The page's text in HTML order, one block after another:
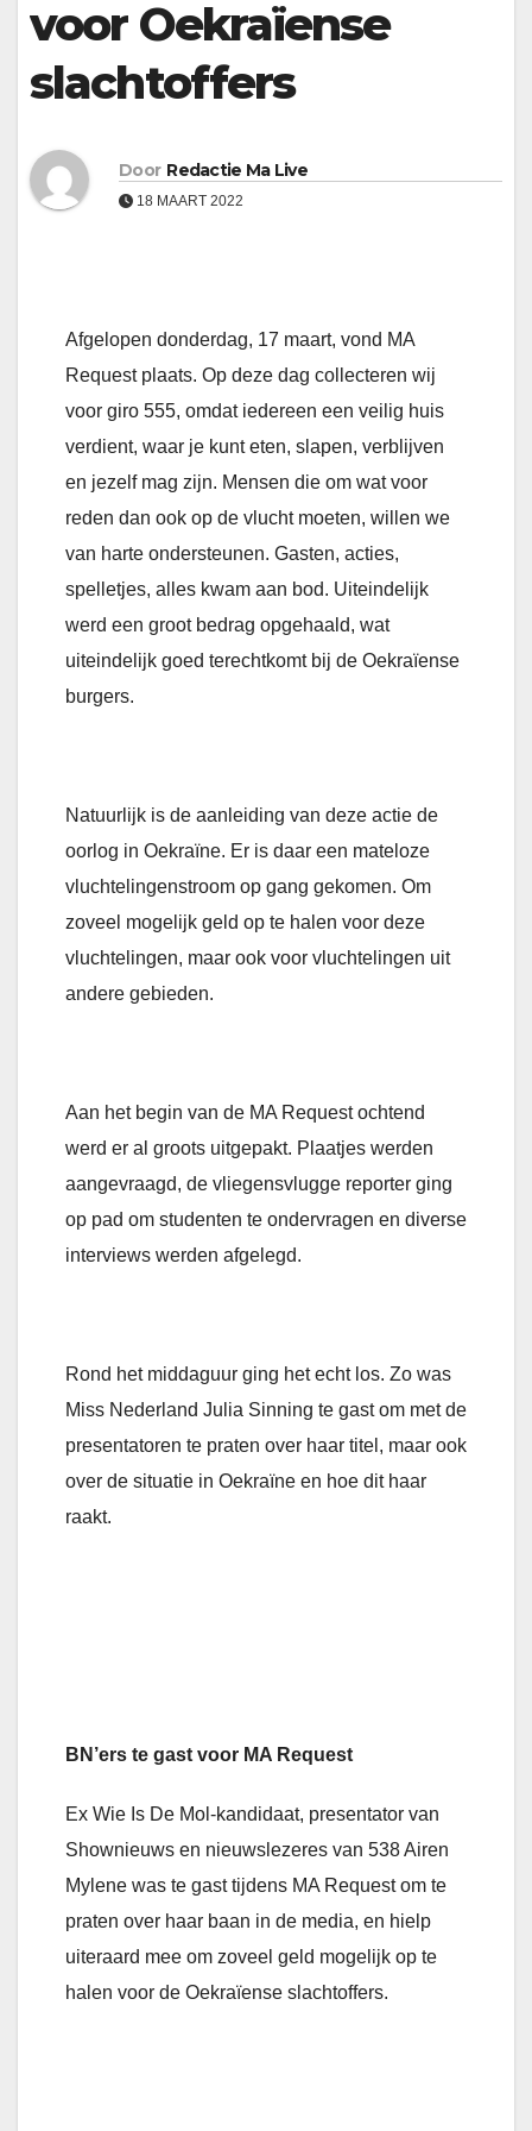
voor Oekraïense
slachtoffers
Door Redactie Ma Live
18 MAART 2022
Afgelopen donderdag, 17 maart, vond MA
Request plaats. Op deze dag collecteren wij
voor giro 555, omdat iedereen een veilig huis
verdient, waar je kunt eten, slapen, verblijven
en jezelf mag zijn. Mensen die om wat voor
reden dan ook op de vlucht moeten, willen we
van harte ondersteunen. Gasten, acties,
spelletjes, alles kwam aan bod. Uiteindelijk
werd een groot bedrag opgehaald, wat
uiteindelijk goed terechtkomt bij de Oekraïense
burgers.
Natuurlijk is de aanleiding van deze actie de
oorlog in Oekraïne. Er is daar een mateloze
vluchtelingenstroom op gang gekomen. Om
zoveel mogelijk geld op te halen voor deze
vluchtelingen, maar ook voor vluchtelingen uit
andere gebieden.
Aan het begin van de MA Request ochtend
werd er al groots uitgepakt. Plaatjes werden
aangevraagd, de vliegensvlugge reporter ging
op pad om studenten te ondervragen en diverse
interviews werden afgelegd.
Rond het middaguur ging het echt los. Zo was
Miss Nederland Julia Sinning te gast om met de
presentatoren te praten over haar titel, maar ook
over de situatie in Oekraïne en hoe dit haar
raakt.
BN’ers te gast voor MA Request
Ex Wie Is De Mol-kandidaat, presentator van
Shownieuws en nieuwslezeres van 538 Airen
Mylene was te gast tijdens MA Request om te
praten over haar baan in de media, en hielp
uiteraard mee om zoveel geld mogelijk op te
halen voor de Oekraïense slachtoffers.